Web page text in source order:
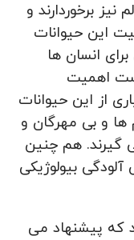
برخوردارند و
این حیوانات
انسان ها
اهمیت
از این حیوانات
ها و بی‌ مهرگان و
گیرند. هم چنین
بیولوژیکی
که پیشنهاد می